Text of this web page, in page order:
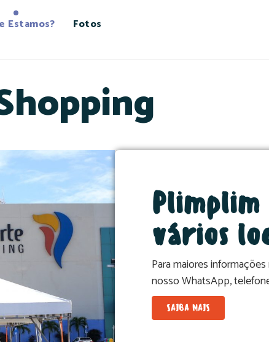
Estamos? Fotos
Plimplim
vários
Para maiores
nosso WhatsApp,
SAIBA MAIS